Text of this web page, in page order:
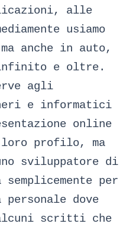
alle
usiamo
anche in auto,
e oltre.
agli
e informatici
online
profilo, ma
sviluppatore di
per
personale dove
scritti che